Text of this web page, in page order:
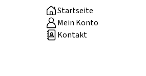
Startseite
Mein Konto
Kontakt